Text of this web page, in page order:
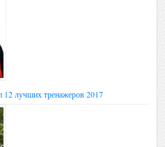
12 лучших тренажеров 2017